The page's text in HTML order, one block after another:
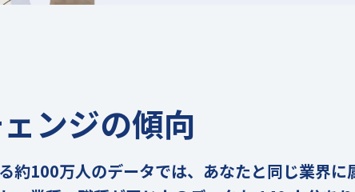
ンジの傾向
約100万人のデータでは、あなたと同じ業界に